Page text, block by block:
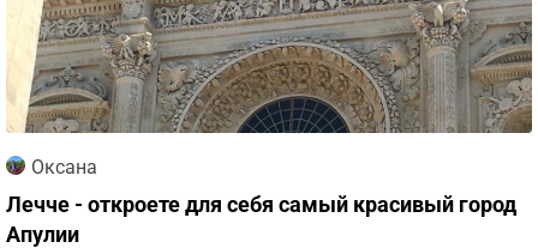
Оксана
Лечче - откроете для себя самый красивый город
Апулии